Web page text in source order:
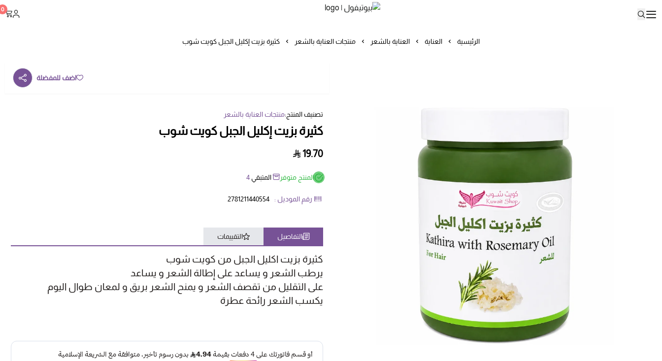
بيوتيفول 0
الرئيسية العناية العناية بالشعر منتجات العناية بالشعر كثيرة بزيت إكليل الجبل كويت شوب
اضف للمفضلة
تصنيف المنتج:منتجات العناية بالشعر
كثيرة بزيت إكليل الجبل كويت شوب
19.70
المنتج متوفر المتبقي 4
رقم الموديل : 2781211440554
التفاصيل التقييمات
كثيرة بزيت اكليل الجبل من كويت شوب
يرطب الشعر و يساعد على إطالة الشعر و يساعد
على التقليل من تقصف الشعر و يمنح الشعر بريق و لمعان طوال اليوم
يكسب الشعر رائحة عطرة